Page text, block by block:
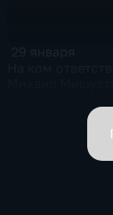
вице-премьеров